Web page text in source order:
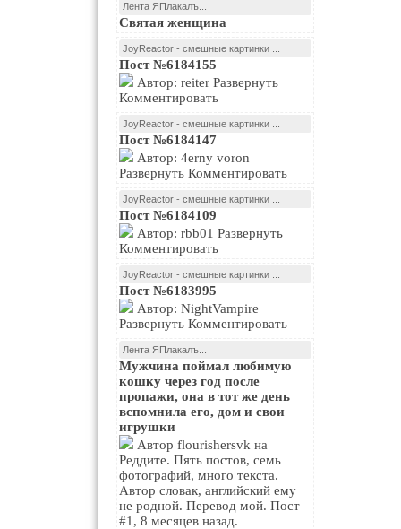
Лента ЯПлакалъ...
Святая женщина
JoyReactor - смешные картинки ...
Пост №6184155
Комментировать
JoyReactor - смешные картинки ...
Пост №6184147
Развернуть Комментировать
JoyReactor - смешные картинки ...
Пост №6184109
Комментировать
JoyReactor - смешные картинки ...
Пост №6183995
Развернуть Комментировать
Лента ЯПлакалъ...
Мужчина поймал любимую
кошку через год после
пропажи, она в тот же день
вспомнила его, дом и свои
игрушки
Реддите. Пять постов, семь
фотографий, много текста.
Автор словак, английский ему
не родной. Перевод мой. Пост
#1, 8 месяцев назад.